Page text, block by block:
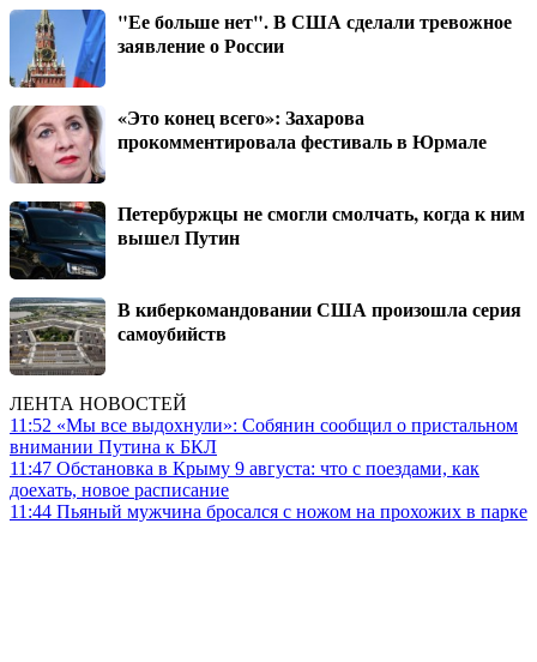
"Ее больше нет". В США сделали тревожное
заявление о России
«Это конец всего»: Захарова
прокомментировала фестиваль в Юрмале
Петербуржцы не смогли смолчать, когда к ним
вышел Путин
В киберкомандовании США произошла серия
самоубийств
ЛЕНТА НОВОСТЕЙ
11:52 «Мы все выдохнули»: Собянин сообщил о пристальном
внимании Путина к БКЛ
11:47 Обстановка в Крыму 9 августа: что с поездами, как
доехать, новое расписание
11:44 Пьяный мужчина бросался с ножом на прохожих в парке